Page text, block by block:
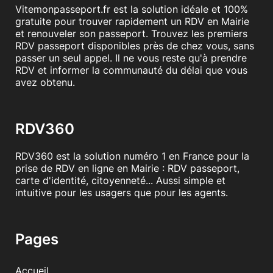
- Originaux CNI parents.
- Justificatif de domicile des parents.( factures ;
téléphone; éléctricité, impôts.)
Vitemonpasseport.fr est la solution idéale et 100%
gratuite pour trouver rapidement un RDV en Mairie
et renouveler son passeport. Trouvez les premiers
RDV passeport disponibles près de chez vous, sans
passer un seul appel. Il ne vous reste qu'à prendre
RDV et informer la communauté du délai que vous
avez obtenu.
RDV360
RDV360 est la solution numéro 1 en France pour la
prise de RDV en ligne en Mairie : RDV passeport,
carte d'identité, citoyenneté... Aussi simple et
intuitive pour les usagers que pour les agents.
Pages
Accueil